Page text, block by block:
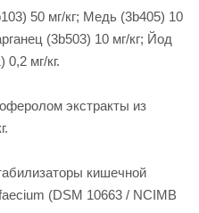
50 мг/кг; Медь (3b405) 10
(3b503) 10 мг/кг; Йод
0,2 мг/кг.
экстракты из
кишечной
(DSM 10663 / NCIMB